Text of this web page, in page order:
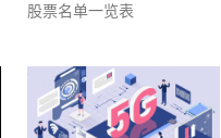
股票名单一览表